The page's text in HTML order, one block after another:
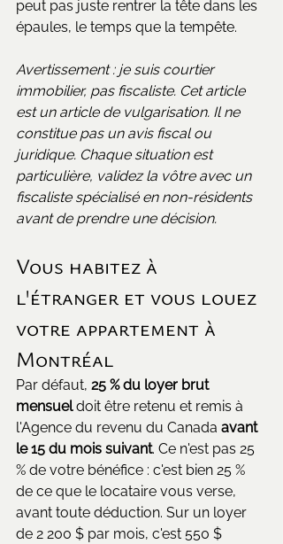
peut pas juste rentrer la tête dans les
épaules, le temps que la tempête.
Avertissement : je suis courtier
immobilier, pas fiscaliste. Cet article
est un article de vulgarisation. Il ne
constitue pas un avis fiscal ou
juridique. Chaque situation est
particulière, validez la vôtre avec un
fiscaliste spécialisé en non-résidents
avant de prendre une décision.
Vous habitez à
l'étranger et vous louez
votre appartement à
Montréal
Par défaut, 25 % du loyer brut
mensuel doit être retenu et remis à
l'Agence du revenu du Canada avant
le 15 du mois suivant. Ce n'est pas 25
% de votre bénéfice : c'est bien 25 %
de ce que le locataire vous verse,
avant toute déduction. Sur un loyer
de 2 200 $ par mois, c'est 550 $